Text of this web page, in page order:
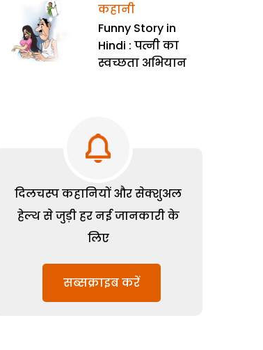
कहानी
Funny Story in
Hindi : पत्नी का
स्वच्छता अभियान
दिलचस्प कहानियों और सेक्शुअल
हेल्थ से जुड़ी हर नई जानकारी के
लिए
सब्सक्राइब करें